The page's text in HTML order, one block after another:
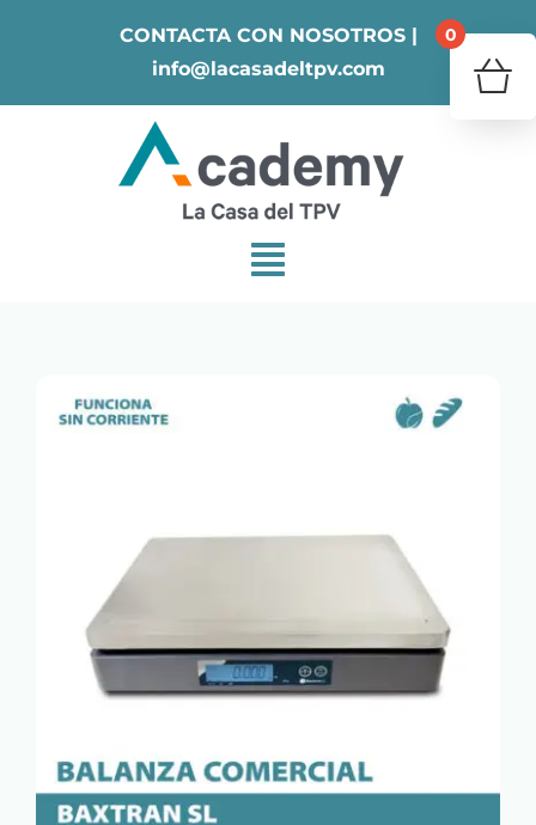
CONTACTA CON NOSOTROS |
info@lacasadeltpv.com
0